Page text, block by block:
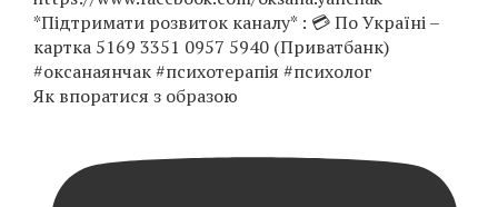
Як впоратися з образою